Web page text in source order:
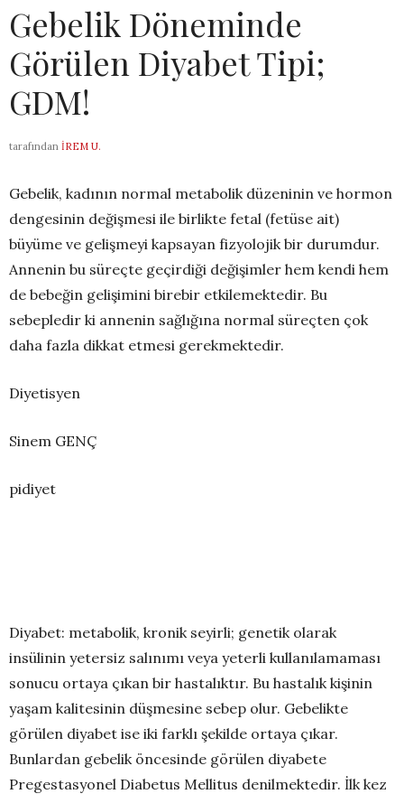
Gebelik Döneminde
Görülen Diyabet Tipi;
GDM!
tarafından İREM U.
Gebelik, kadının normal metabolik düzeninin ve hormon
dengesinin değişmesi ile birlikte fetal (fetüse ait)
büyüme ve gelişmeyi kapsayan fizyolojik bir durumdur.
Annenin bu süreçte geçirdiği değişimler hem kendi hem
de bebeğin gelişimini birebir etkilemektedir. Bu
sebepledir ki annenin sağlığına normal süreçten çok
daha fazla dikkat etmesi gerekmektedir.
Diyetisyen
Sinem GENÇ
pidiyet
Diyabet: metabolik, kronik seyirli; genetik olarak
insülinin yetersiz salınımı veya yeterli kullanılamaması
sonucu ortaya çıkan bir hastalıktır. Bu hastalık kişinin
yaşam kalitesinin düşmesine sebep olur. Gebelikte
görülen diyabet ise iki farklı şekilde ortaya çıkar.
Bunlardan gebelik öncesinde görülen diyabete
Pregestasyonel Diabetus Mellitus denilmektedir. İlk kez